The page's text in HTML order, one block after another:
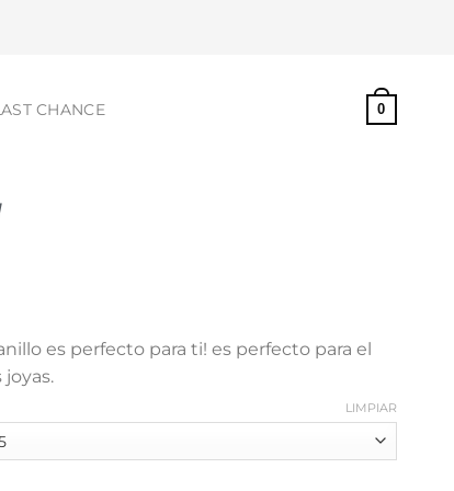
CHANCE 0
es perfecto para ti! es perfecto para el
LIMPIAR